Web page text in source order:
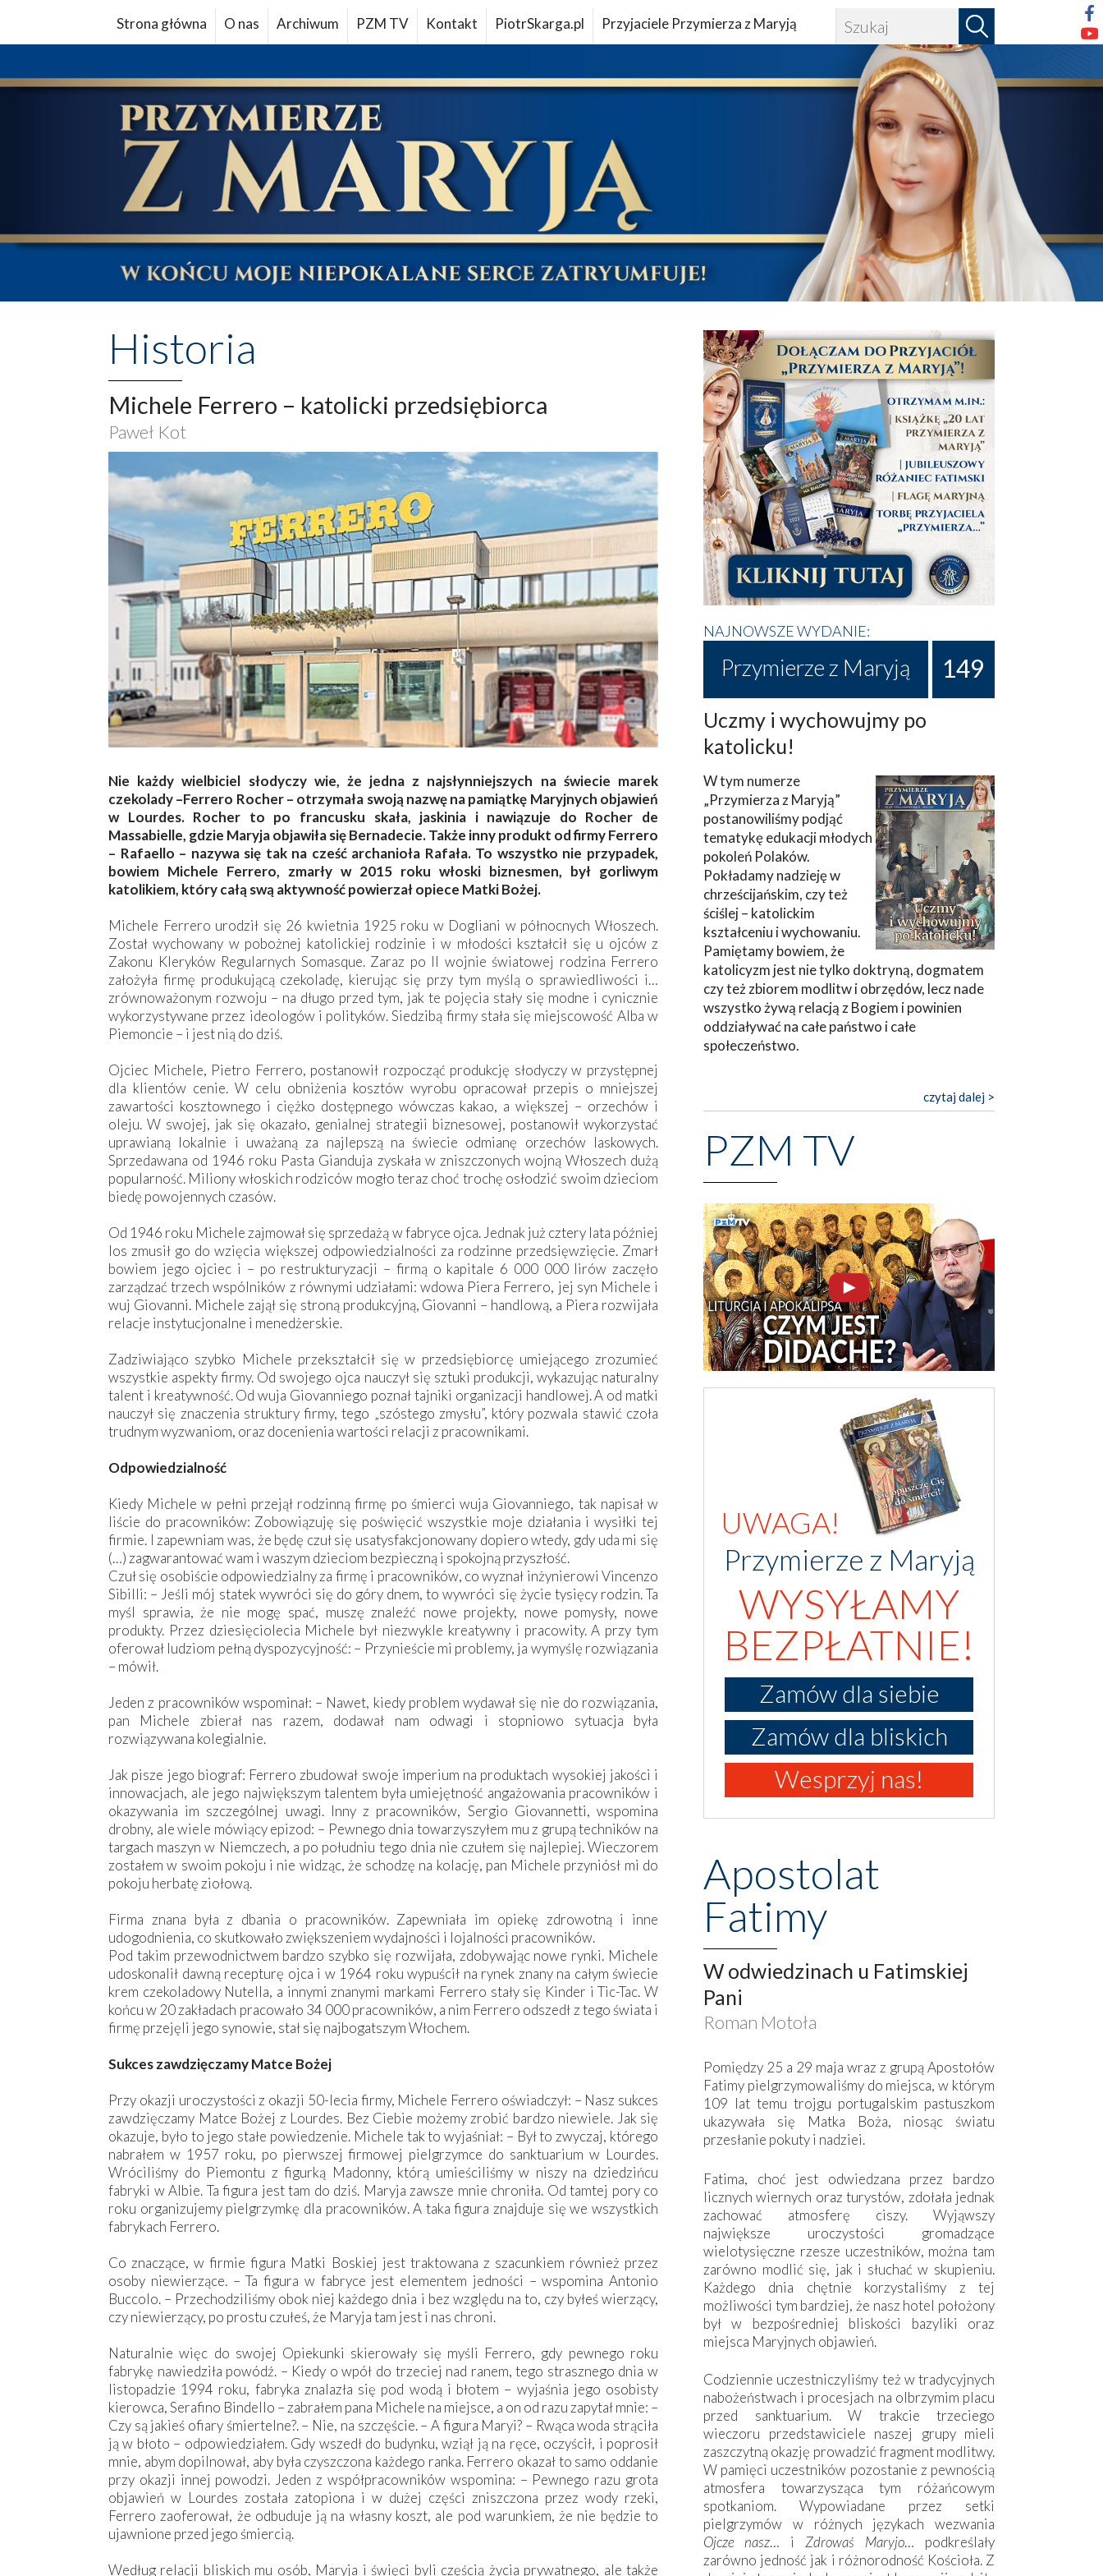
Strona główna O nas Archiwum PZM TV Kontakt PiotrSkarga.pl Przyjaciele Przymierza z Maryją
Historia
Michele Ferrero – katolicki przedsiębiorca
Paweł Kot
Nie każdy wielbiciel słodyczy wie, że jedna z najsłynniejszych na świecie marek
czekolady –Ferrero Rocher – otrzymała swoją nazwę na pamiątkę Maryjnych objawień
w Lourdes. Rocher to po francusku skała, jaskinia i nawiązuje do Rocher de
Massabielle, gdzie Maryja objawiła się Bernadecie. Także inny produkt od firmy Ferrero
– Rafaello – nazywa się tak na cześć archanioła Rafała. To wszystko nie przypadek,
bowiem Michele Ferrero, zmarły w 2015 roku włoski biznesmen, był gorliwym
katolikiem, który całą swą aktywność powierzał opiece Matki Bożej.
Michele Ferrero urodził się 26 kwietnia 1925 roku w Dogliani w północnych Włoszech.
Został wychowany w pobożnej katolickiej rodzinie i w młodości kształcił się u ojców z
Zakonu Kleryków Regularnych Somasque. Zaraz po II wojnie światowej rodzina Ferrero
założyła firmę produkującą czekoladę, kierując się przy tym myślą o sprawiedliwości i…
zrównoważonym rozwoju – na długo przed tym, jak te pojęcia stały się modne i cynicznie
wykorzystywane przez ideologów i polityków. Siedzibą firmy stała się miejscowość Alba w
Piemoncie – i jest nią do dziś.
Ojciec Michele, Pietro Ferrero, postanowił rozpocząć produkcję słodyczy w przystępnej
dla klientów cenie. W celu obniżenia kosztów wyrobu opracował przepis o mniejszej
zawartości kosztownego i ciężko dostępnego wówczas kakao, a większej – orzechów i
oleju. W swojej, jak się okazało, genialnej strategii biznesowej, postanowił wykorzystać
uprawianą lokalnie i uważaną za najlepszą na świecie odmianę orzechów laskowych.
Sprzedawana od 1946 roku Pasta Gianduja zyskała w zniszczonych wojną Włoszech dużą
popularność. Miliony włoskich rodziców mogło teraz choć trochę osłodzić swoim dzieciom
biedę powojennych czasów.
Od 1946 roku Michele zajmował się sprzedażą w fabryce ojca. Jednak już cztery lata później
los zmusił go do wzięcia większej odpowiedzialności za rodzinne przedsięwzięcie. Zmarł
bowiem jego ojciec i – po restrukturyzacji – firmą o kapitale 6 000 000 lirów zaczęło
zarządzać trzech wspólników z równymi udziałami: wdowa Piera Ferrero, jej syn Michele i
wuj Giovanni. Michele zajął się stroną produkcyjną, Giovanni – handlową, a Piera rozwijała
relacje instytucjonalne i menedżerskie.
Zadziwiająco szybko Michele przekształcił się w przedsiębiorcę umiejącego zrozumieć
wszystkie aspekty firmy. Od swojego ojca nauczył się sztuki produkcji, wykazując naturalny
talent i kreatywność. Od wuja Giovanniego poznał tajniki organizacji handlowej. A od matki
nauczył się znaczenia struktury firmy, tego „szóstego zmysłu”, który pozwala stawić czoła
trudnym wyzwaniom, oraz docenienia wartości relacji z pracownikami.
Odpowiedzialność
Kiedy Michele w pełni przejął rodzinną firmę po śmierci wuja Giovanniego, tak napisał w
liście do pracowników: Zobowiązuję się poświęcić wszystkie moje działania i wysiłki tej
firmie. I zapewniam was, że będę czuł się usatysfakcjonowany dopiero wtedy, gdy uda mi się
(…) zagwarantować wam i waszym dzieciom bezpieczną i spokojną przyszłość.
Czuł się osobiście odpowiedzialny za firmę i pracowników, co wyznał inżynierowi Vincenzo
Sibilli: – Jeśli mój statek wywróci się do góry dnem, to wywróci się życie tysięcy rodzin. Ta
myśl sprawia, że nie mogę spać, muszę znaleźć nowe projekty, nowe pomysły, nowe
produkty. Przez dziesięciolecia Michele był niezwykle kreatywny i pracowity. A przy tym
oferował ludziom pełną dyspozycyjność: – Przynieście mi problemy, ja wymyślę rozwiązania
– mówił.
Jeden z pracowników wspominał: – Nawet, kiedy problem wydawał się nie do rozwiązania,
pan Michele zbierał nas razem, dodawał nam odwagi i stopniowo sytuacja była
rozwiązywana kolegialnie.
Jak pisze jego biograf: Ferrero zbudował swoje imperium na produktach wysokiej jakości i
innowacjach, ale jego największym talentem była umiejętność angażowania pracowników i
okazywania im szczególnej uwagi. Inny z pracowników, Sergio Giovannetti, wspomina
drobny, ale wiele mówiący epizod: – Pewnego dnia towarzyszyłem mu z grupą techników na
targach maszyn w Niemczech, a po południu tego dnia nie czułem się najlepiej. Wieczorem
zostałem w swoim pokoju i nie widząc, że schodzę na kolację, pan Michele przyniósł mi do
pokoju herbatę ziołową.
Firma znana była z dbania o pracowników. Zapewniała im opiekę zdrowotną i inne
udogodnienia, co skutkowało zwiększeniem wydajności i lojalności pracowników.
Pod takim przewodnictwem bardzo szybko się rozwijała, zdobywając nowe rynki. Michele
udoskonalił dawną recepturę ojca i w 1964 roku wypuścił na rynek znany na całym świecie
krem czekoladowy Nutella, a innymi znanymi markami Ferrero stały się Kinder i Tic-Tac. W
końcu w 20 zakładach pracowało 34 000 pracowników, a nim Ferrero odszedł z tego świata i
firmę przejęli jego synowie, stał się najbogatszym Włochem.
Sukces zawdzięczamy Matce Bożej
Przy okazji uroczystości z okazji 50-lecia firmy, Michele Ferrero oświadczył: – Nasz sukces
zawdzięczamy Matce Bożej z Lourdes. Bez Ciebie możemy zrobić bardzo niewiele. Jak się
okazuje, było to jego stałe powiedzenie. Michele tak to wyjaśniał: – Był to zwyczaj, którego
nabrałem w 1957 roku, po pierwszej firmowej pielgrzymce do sanktuarium w Lourdes.
Wróciliśmy do Piemontu z figurką Madonny, którą umieściliśmy w niszy na dziedzińcu
fabryki w Albie. Ta figura jest tam do dziś. Maryja zawsze mnie chroniła. Od tamtej pory co
roku organizujemy pielgrzymkę dla pracowników. A taka figura znajduje się we wszystkich
fabrykach Ferrero.
Co znaczące, w firmie figura Matki Boskiej jest traktowana z szacunkiem również przez
osoby niewierzące. – Ta figura w fabryce jest elementem jedności – wspomina Antonio
Buccolo. – Przechodziliśmy obok niej każdego dnia i bez względu na to, czy byłeś wierzący,
czy niewierzący, po prostu czułeś, że Maryja tam jest i nas chroni.
Naturalnie więc do swojej Opiekunki skierowały się myśli Ferrero, gdy pewnego roku
fabrykę nawiedziła powódź. – Kiedy o wpół do trzeciej nad ranem, tego strasznego dnia w
listopadzie 1994 roku, fabryka znalazła się pod wodą i błotem – wyjaśnia jego osobisty
kierowca, Serafino Bindello – zabrałem pana Michele na miejsce, a on od razu zapytał mnie: –
Czy są jakieś ofiary śmiertelne?. – Nie, na szczęście. – A figura Maryi? – Rwąca woda strąciła
ją w błoto – odpowiedziałem. Gdy wszedł do budynku, wziął ją na ręce, oczyścił, i poprosił
mnie, abym dopilnował, aby była czyszczona każdego ranka. Ferrero okazał to samo oddanie
przy okazji innej powodzi. Jeden z współpracowników wspomina: – Pewnego razu grota
objawień w Lourdes została zatopiona i w dużej części zniszczona przez wody rzeki,
Ferrero zaoferował, że odbuduje ją na własny koszt, ale pod warunkiem, że nie będzie to
ujawnione przed jego śmiercią.
Według relacji bliskich mu osób, Maryja i święci byli częścią życia prywatnego, ale także
NAJNOWSZE WYDANIE:
Przymierze z Maryją 149
Uczmy i wychowujmy po
katolicku!
W tym numerze
„Przymierza z Maryją”
postanowiliśmy podjąć
tematykę edukacji młodych
pokoleń Polaków.
Pokładamy nadzieję w
chrześcijańskim, czy też
ściślej – katolickim
kształceniu i wychowaniu.
Pamiętamy bowiem, że
katolicyzm jest nie tylko doktryną, dogmatem
czy też zbiorem modlitw i obrzędów, lecz nade
wszystko żywą relacją z Bogiem i powinien
oddziaływać na całe państwo i całe
społeczeństwo.
czytaj dalej >
PZM TV
UWAGA!
Przymierze z Maryją
WYSYŁAMY
BEZPŁATNIE!
Zamów dla siebie
Zamów dla bliskich
Wesprzyj nas!
Apostolat
Fatimy
W odwiedzinach u Fatimskiej
Pani
Roman Motoła
Pomiędzy 25 a 29 maja wraz z grupą Apostołów
Fatimy pielgrzymowaliśmy do miejsca, w którym
109 lat temu trojgu portugalskim pastuszkom
ukazywała się Matka Boża, niosąc światu
przesłanie pokuty i nadziei.
Fatima, choć jest odwiedzana przez bardzo
licznych wiernych oraz turystów, zdołała jednak
zachować atmosferę ciszy. Wyjąwszy
największe uroczystości gromadzące
wielotysięczne rzesze uczestników, można tam
zarówno modlić się, jak i słuchać w skupieniu.
Każdego dnia chętnie korzystaliśmy z tej
możliwości tym bardziej, że nasz hotel położony
był w bezpośredniej bliskości bazyliki oraz
miejsca Maryjnych objawień.
Codziennie uczestniczyliśmy też w tradycyjnych
nabożeństwach i procesjach na olbrzymim placu
przed sanktuarium. W trakcie trzeciego
wieczoru przedstawiciele naszej grupy mieli
zaszczytną okazję prowadzić fragment modlitwy.
W pamięci uczestników pozostanie z pewnością
atmosfera towarzysząca tym różańcowym
spotkaniom. Wypowiadane przez setki
pielgrzymów w różnych językach wezwania
Ojcze nasz… i Zdrowaś Maryjo… podkreślały
zarówno jedność jak i różnorodność Kościoła. Z